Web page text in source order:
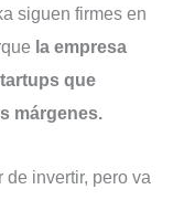
siguen firmes en
la empresa
que
márgenes.
de invertir, pero va